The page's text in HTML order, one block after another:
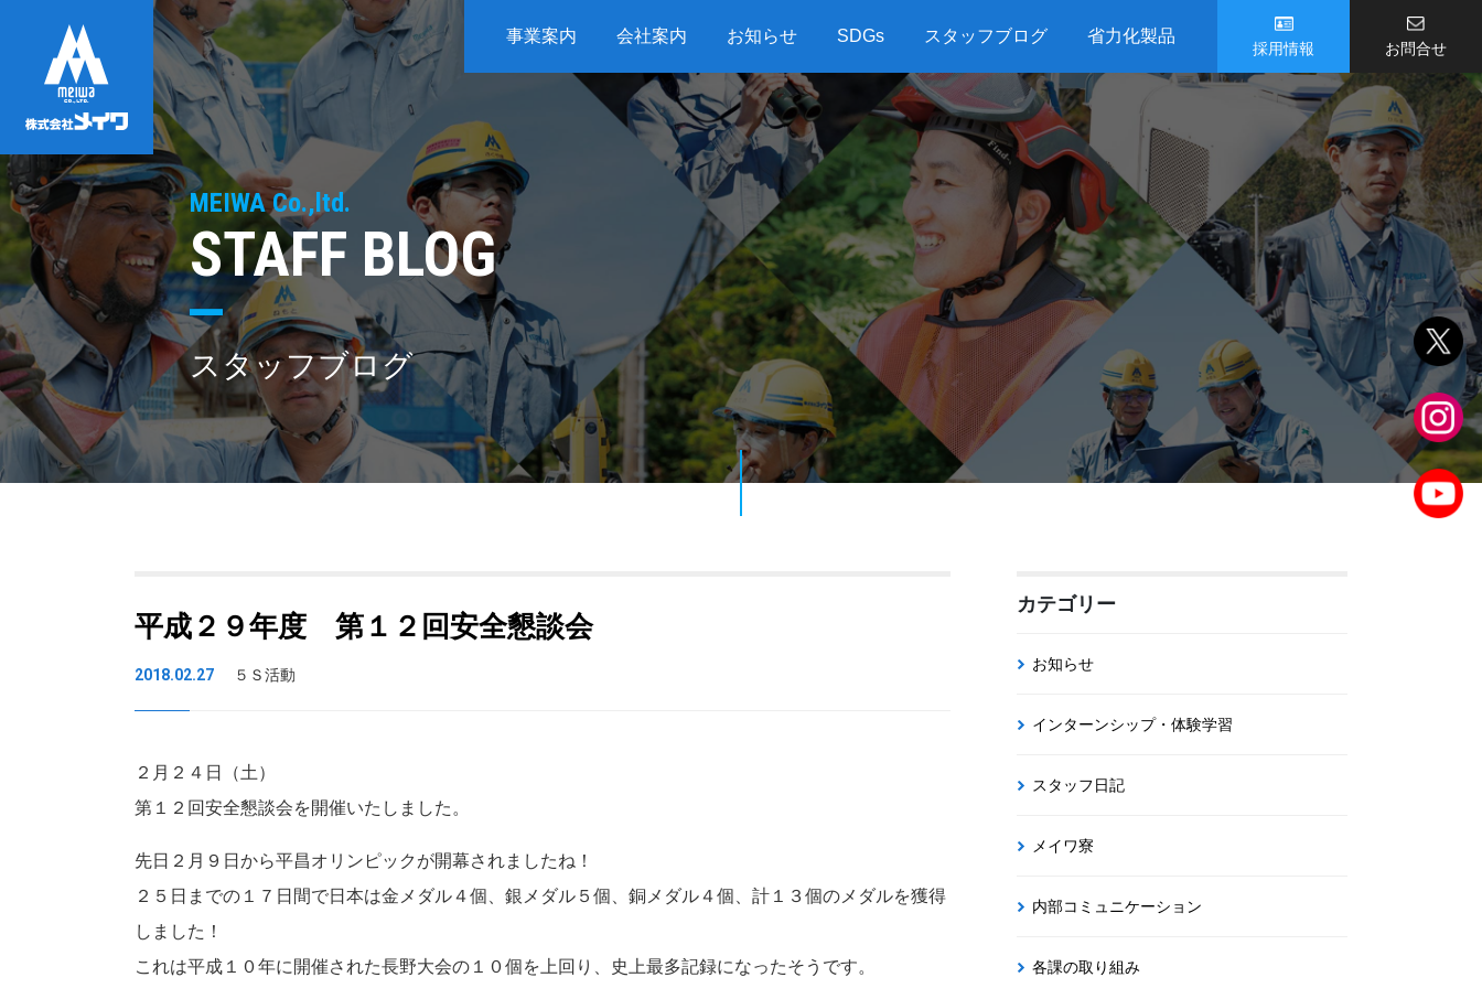
事業案内 会社案内 お知らせ SDGs スタッフブログ 省力化製品
採用情報 お問合せ
MEIWA Co.,ltd.
STAFF BLOG
スタッフブログ
平成２９年度 第１２回安全懇談会
2018.02.27 ５Ｓ活動
２月２４日（土）
第１２回安全懇談会を開催いたしました。
先日２月９日から平昌オリンピックが開幕されましたね！
２５日までの１７日間で日本は金メダル４個、銀メダル５個、銅メダル４個、計１３個のメダルを獲得
しました！
これは平成１０年に開催された長野大会の１０個を上回り、史上最多記録になったそうです。
カテゴリー
お知らせ
インターンシップ・体験学習
スタッフ日記
メイワ寮
内部コミュニケーション
各課の取り組み